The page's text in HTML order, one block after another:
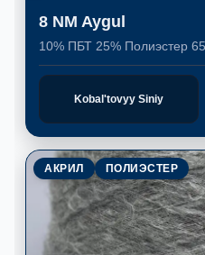
8 NM Aygul
10% ПБТ 25% Полиэстер
Kobal'tovyy Siniy
АКРИЛ ПОЛИЭСТЕР